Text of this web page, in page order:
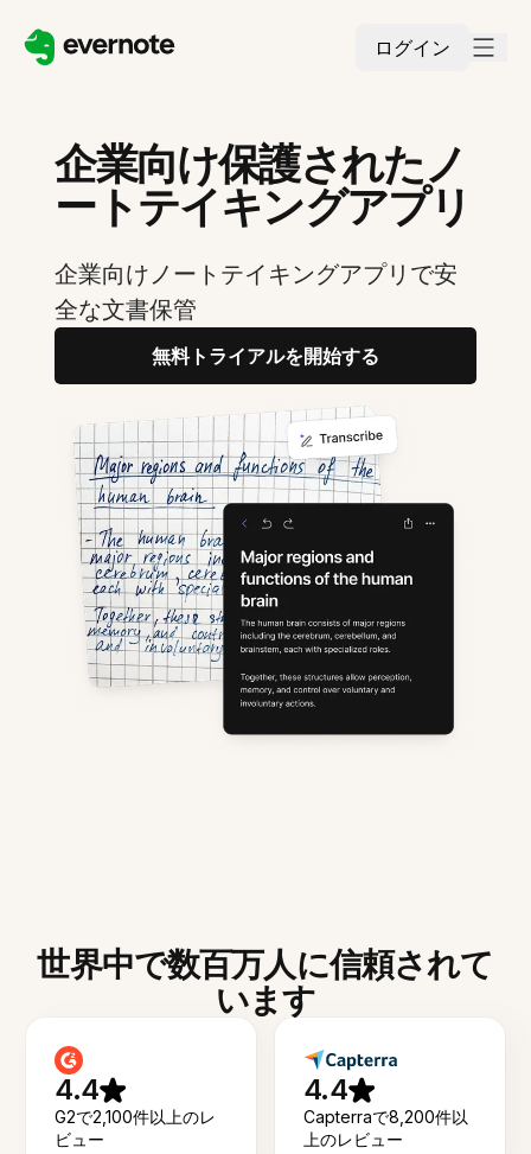
ログイン
企業向け保護されたノ
ートテイキングアプリ
企業向けノートテイキングアプリで安
全な文書保管
無料トライアルを開始する
世界中で数百万人に信頼されて
います
4.4
G2で2,100件以上のレ
ビュー
4.4
Capterraで8,200件以
上のレビュー